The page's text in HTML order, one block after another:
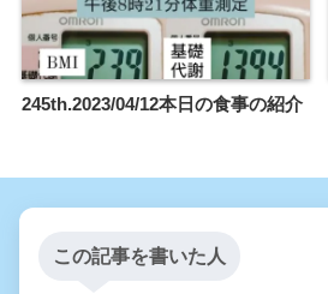
245th.2023/04/12本日の食事の紹介
この記事を書いた人